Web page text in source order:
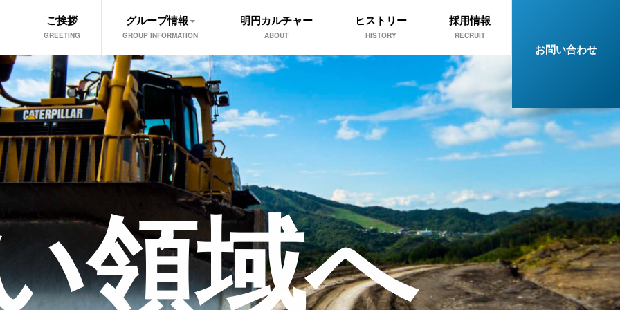
ご挨拶
GREETING
グループ情報
GROUP INFORMATION
明円カルチャー
ABOUT
ヒストリー
HISTORY
採用情報
RECRUIT
お問い合わせ
領域へ